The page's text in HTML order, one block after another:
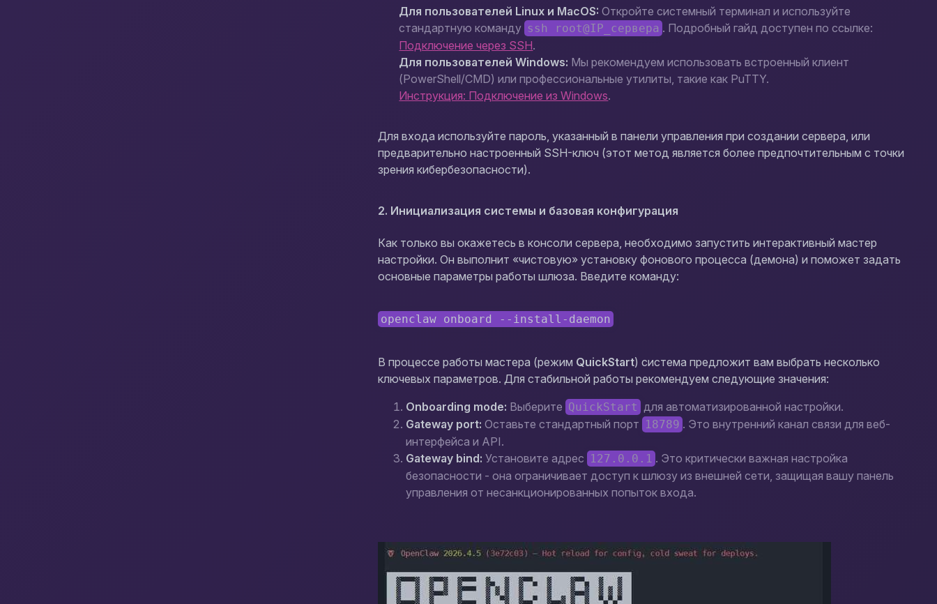
Для пользователей Linux и MacOS: Откройте системный терминал и используйте
стандартную команду ssh root@IP_сервера . Подробный гайд доступен по ссылке:
Подключение через SSH.
Для пользователей Windows: Мы рекомендуем использовать встроенный клиент
(PowerShell/CMD) или профессиональные утилиты, такие как PuTTY.
Инструкция: Подключение из Windows.
Для входа используйте пароль, указанный в панели управления при создании сервера, или
предварительно настроенный SSH-ключ (этот метод является более предпочтительным с точки
зрения кибербезопасности).
2. Инициализация системы и базовая конфигурация
Как только вы окажетесь в консоли сервера, необходимо запустить интерактивный мастер
настройки. Он выполнит «чистовую» установку фонового процесса (демона) и поможет задать
основные параметры работы шлюза. Введите команду:
openclaw onboard --install-daemon
В процессе работы мастера (режим QuickStart) система предложит вам выбрать несколько
ключевых параметров. Для стабильной работы рекомендуем следующие значения:
Onboarding mode: Выберите QuickStart для автоматизированной настройки.
Gateway port: Оставьте стандартный порт 18789 . Это внутренний канал связи для веб-
интерфейса и API.
Gateway bind: Установите адрес 127.0.0.1 . Это критически важная настройка
безопасности - она ограничивает доступ к шлюзу из внешней сети, защищая вашу панель
управления от несанкционированных попыток входа.